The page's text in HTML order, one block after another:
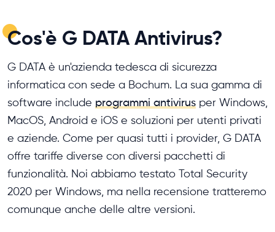
Cos'è G DATA Antivirus?
G DATA è un'azienda tedesca di sicurezza
informatica con sede a Bochum. La sua gamma di
software include programmi antivirus per Windows,
MacOS, Android e iOS e soluzioni per utenti privati
e aziende. Come per quasi tutti i provider, G DATA
offre tariffe diverse con diversi pacchetti di
funzionalità. Noi abbiamo testato Total Security
2020 per Windows, ma nella recensione tratteremo
comunque anche delle altre versioni.